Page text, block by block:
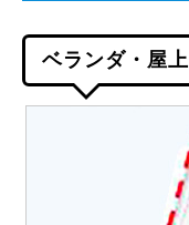
ベランダ・屋上